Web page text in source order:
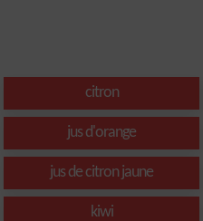
citron
jus d'orange
jus de citron jaune
kiwi